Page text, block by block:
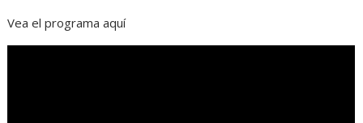
Vea el programa aquí